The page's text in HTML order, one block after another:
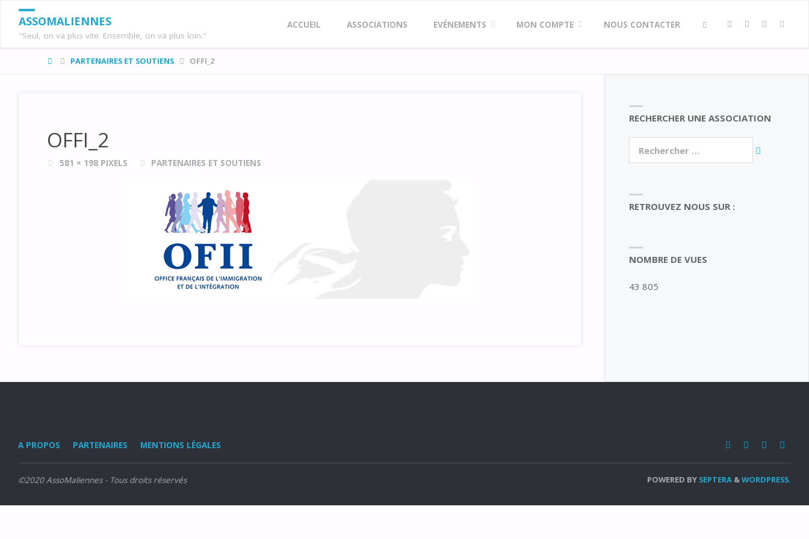
ASSOMALIENNES
"Seul, on va plus vite. Ensemble, on va plus loin."
to
ACCUEIL ASSOCIATIONS EVÉNEMENTS MON COMPTE NOUS CONTACTER
SEARCH
HOMEPARTENAIRES ET SOUTIENS OFFI_2
OFFI_2
FULL581 × 198 PIXELS PARTENAIRES ET SOUTIENS
RECHERCHER UNE ASSOCIATION
Rechercher :
RETROUVEZ NOUS SUR :
NOMBRE DE VUES
43 805
A PROPOS PARTENAIRES MENTIONS LÉGALES
©2020 AssoMaliennes - Tous droits réservés POWERED BY SEPTERA &WORDPRESS.